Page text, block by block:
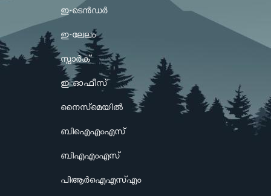
ഇ-ടെൻഡർ
ഇ-ലേലം
സ്പാർക്
ഇ ഓഫീസ്
നൈസ്മെയിൽ
ബിഐഎംഎസ്
ബിഎഎംഎസ്
പിആർഐഎസ്എം